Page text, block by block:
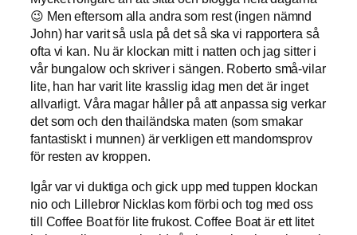
😉 Men eftersom alla andra som rest (ingen nämnd
John) har varit så usla på det så ska vi rapportera så
ofta vi kan. Nu är klockan mitt i natten och jag sitter i
vår bungalow och skriver i sängen. Roberto små-vilar
lite, han har varit lite krasslig idag men det är inget
allvarligt. Våra magar håller på att anpassa sig verkar
det som och den thailändska maten (som smakar
fantastiskt i munnen) är verkligen ett mandomsprov
för resten av kroppen.
Igår var vi duktiga och gick upp med tuppen klockan
nio och Lillebror Nicklas kom förbi och tog med oss
till Coffee Boat för lite frukost. Coffee Boat är ett litet